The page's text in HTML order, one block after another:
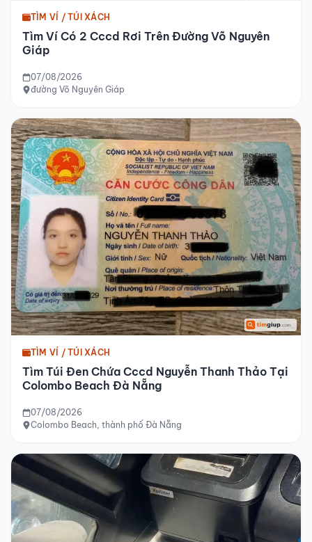
TÌM VÍ / TÚI XÁCH
Tìm Ví Có 2 Cccd Rơi Trên Đường Võ Nguyên
Giáp
07/08/2026
đường Võ Nguyên Giáp
TÌM VÍ / TÚI XÁCH
Tìm Túi Đen Chứa Cccd Nguyễn Thanh Thảo Tại
Colombo Beach Đà Nẵng
07/08/2026
Colombo Beach, thành phố Đà Nẵng